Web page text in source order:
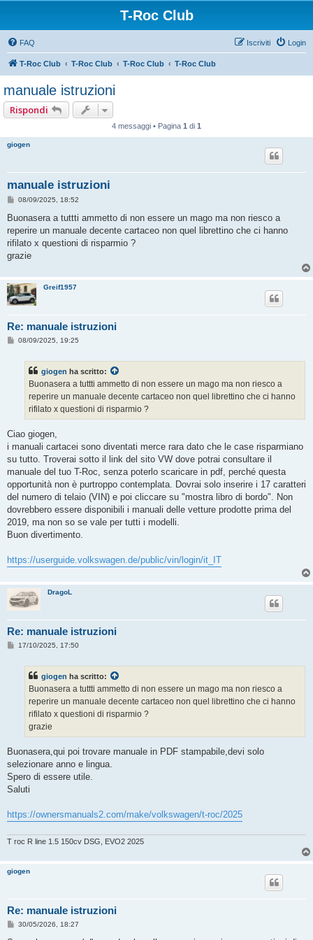
T-Roc Club
FAQ Login
Iscriviti
T-Roc Club T-Roc Club T-Roc Club T-Roc Club
manuale istruzioni
Rispondi
4 messaggi • Pagina 1 di 1
giogen
manuale istruzioni
M
s
a
g
i
08/09/2025, 18:52
Buonasera a tuttti ammetto di non essere un mago ma non riesco a
reperire un manuale decente cartaceo non quel librettino che ci hanno
rifilato x questioni di risparmio ?
grazie
Greif1957
Re: manuale istruzioni
M08/09/2025, 19:25
giogen ha scritto:
Buonasera a tuttti ammetto di non essere un mago ma non riesco a
reperire un manuale decente cartaceo non quel librettino che ci hanno
rifilato x questioni di risparmio ?
Ciao giogen,
i manuali cartacei sono diventati merce rara dato che le case risparmiano
su tutto. Troverai sotto il link del sito VW dove potrai consultare il
manuale del tuo T-Roc, senza poterlo scaricare in pdf, perché questa
opportunità non è purtroppo contemplata. Dovrai solo inserire i 17 caratteri
del numero di telaio (VIN) e poi cliccare su "mostra libro di bordo". Non
dovrebbero essere disponibili i manuali delle vetture prodotte prima del
2019, ma non so se vale per tutti i modelli.
Buon divertimento.
https://userguide.volkswagen.de/public/vin/login/it_IT
DragoL
Re: manuale istruzioni
M17/10/2025, 17:50
giogen ha scritto:
Buonasera a tuttti ammetto di non essere un mago ma non riesco a
reperire un manuale decente cartaceo non quel librettino che ci hanno
rifilato x questioni di risparmio ?
grazie
Buonasera,qui poi trovare manuale in PDF stampabile,devi solo
selezionare anno e lingua.
Spero di essere utile.
Saluti
https://ownersmanuals2.com/make/volkswagen/t-roc/2025
T roc R line 1.5 150cv DSG, EVO2 2025
giogen
Re: manuale istruzioni
M30/05/2026, 18:27